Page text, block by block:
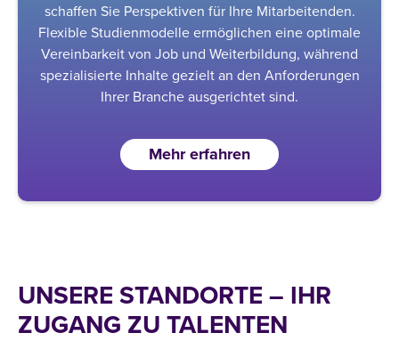
schaffen Sie Perspektiven für Ihre Mitarbeitenden.
Flexible Studienmodelle ermöglichen eine optimale
Vereinbarkeit von Job und Weiterbildung, während
spezialisierte Inhalte gezielt an den Anforderungen
Ihrer Branche ausgerichtet sind.
Mehr erfahren
UNSERE STANDORTE – IHR
ZUGANG ZU TALENTEN